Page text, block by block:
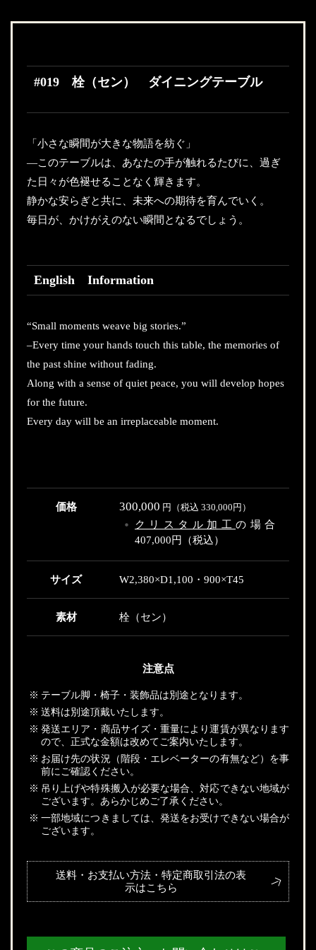
#019 栓（セン） ダイニングテーブル
「小さな瞬間が大きな物語を紡ぐ」
—このテーブルは、あなたの手が触れるたびに、過ぎ
た日々が色褪せることなく輝きます。
静かな安らぎと共に、未来への期待を育んでいく。
毎日が、かけがえのない瞬間となるでしょう。
English Information
“Small moments weave big stories.”
–Every time your hands touch this table, the memories of
the past shine without fading.
Along with a sense of quiet peace, you will develop hopes
for the future.
Every day will be an irreplaceable moment.
価格 300,000 円（税込 330,000円）
クリスタル加工の場合
407,000円（税込）
サイズ W2,380×D1,100・900×T45
素材 栓（セン）
注意点
※ テーブル脚・椅子・装飾品は別途となります。
※ 送料は別途頂戴いたします。
※ 発送エリア・商品サイズ・重量により運賃が異なります
ので、正式な金額は改めてご案内いたします。
※ お届け先の状況（階段・エレベーターの有無など）を事
前にご確認ください。
※ 吊り上げや特殊搬入が必要な場合、対応できない地域が
ございます。あらかじめご了承ください。
※ 一部地域につきましては、発送をお受けできない場合が
ございます。
送料・お支払い方法・特定商取引法の表
示はこちら